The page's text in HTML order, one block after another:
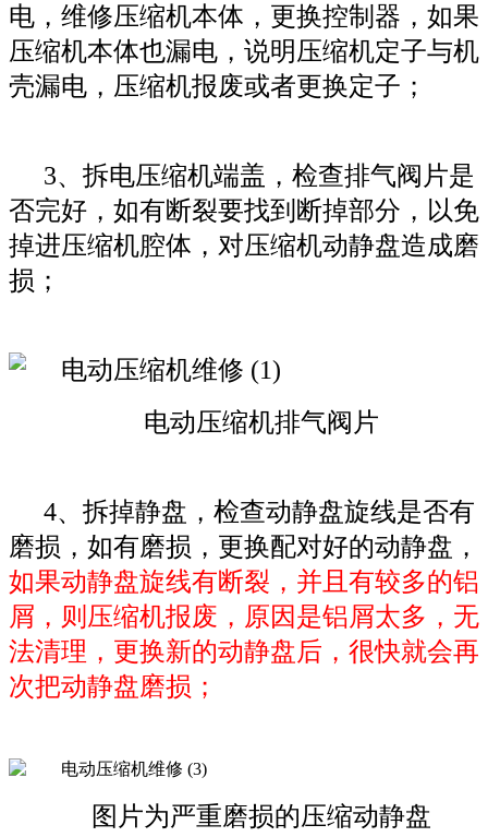
电，维修压缩机本体，更换控制器，如果
压缩机本体也漏电，说明压缩机定子与机
壳漏电，压缩机报废或者更换定子；
3、拆电压缩机端盖，检查排气阀片是
否完好，如有断裂要找到断掉部分，以免
掉进压缩机腔体，对压缩机动静盘造成磨
损；
电动压缩机排气阀片
4、拆掉静盘，检查动静盘旋线是否有
磨损，如有磨损，更换配对好的动静盘，
如果动静盘旋线有断裂，并且有较多的铝
屑，则压缩机报废，原因是铝屑太多，无
法清理，更换新的动静盘后，很快就会再
次把动静盘磨损；
图片为严重磨损的压缩动静盘